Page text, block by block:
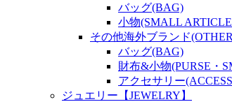
バッグ(BAG)
小物(SMALL
その他海外ブランド
バッグ(BAG)
財布&小物(PURSE・
アクセサリー
ジュエリー【JEWELRY】